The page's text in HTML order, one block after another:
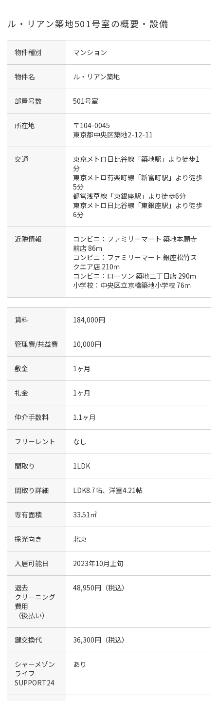
ル・リアン築地501号室の概要・設備
物件種別 マンション
物件名 ル・リアン築地
部屋号数 501号室
所在地
〒104-0045
東京都中央区築地2-12-11
交通
東京メトロ日比谷線「築地駅」より徒歩1
分
東京メトロ有楽町線「新富町駅」より徒歩
5分
都営浅草線「東銀座駅」より徒歩6分
東京メトロ日比谷線「東銀座駅」より徒歩
6分
近隣情報
コンビニ：ファミリーマート 築地本願寺
前店 86ｍ
コンビニ：ファミリーマート 銀座松竹ス
クエア店 210ｍ
コンビニ：ローソン 築地二丁目店 290ｍ
小学校：中央区立京橋築地小学校 76ｍ
賃料 184,000円
管理費/共益費 10,000円
敷金 1ヶ月
礼金 1ヶ月
仲介手数料 1.1ヶ月
フリーレント なし
間取り 1LDK
間取り詳細 LDK8.7帖、洋室4.21帖
専有面積 33.51㎡
採光向き 北東
入居可能日 2023年10月上旬
退去
クリーニング
費用
（後払い）
48,950円（税込）
鍵交換代 36,300円（税込）
シャーメゾン
ライフ
SUPPORT24
あり